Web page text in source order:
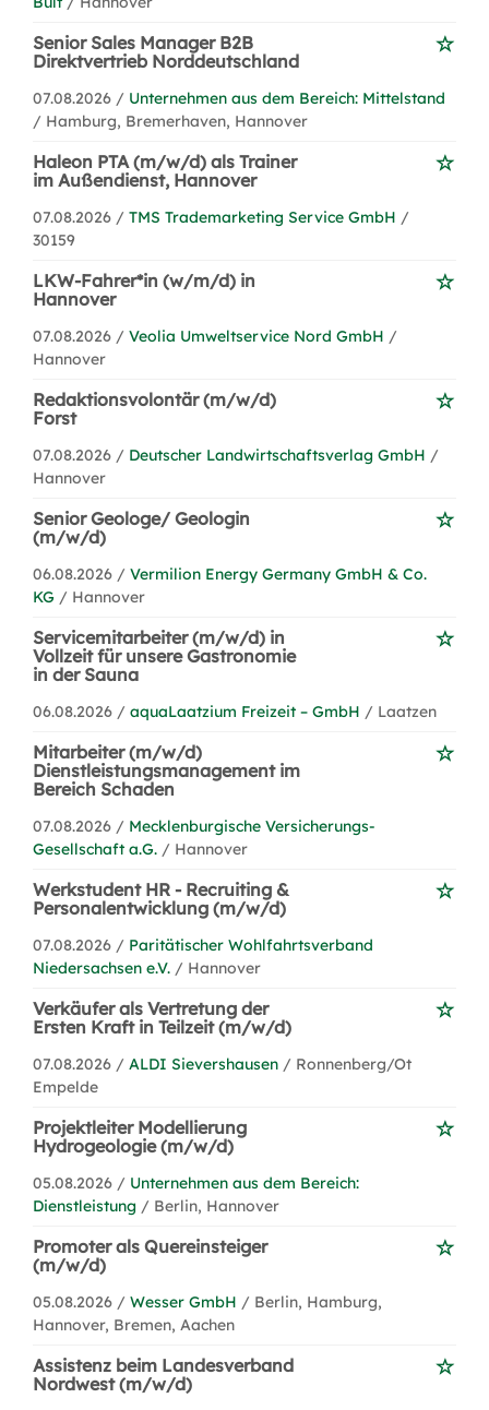
Senior Sales Manager B2B
Direktvertrieb Norddeutschland
07.08.2026 / Unternehmen aus dem Bereich: Mittelstand
/ Hamburg, Bremerhaven, Hannover
Haleon PTA (m/w/d) als Trainer
im Außendienst, Hannover
07.08.2026 / TMS Trademarketing Service GmbH /
30159
LKW-Fahrer*in (w/m/d) in
Hannover
07.08.2026 / Veolia Umweltservice Nord GmbH /
Hannover
Redaktionsvolontär (m/w/d)
Forst
07.08.2026 / Deutscher Landwirtschaftsverlag GmbH /
Hannover
Senior Geologe/ Geologin
(m/w/d)
06.08.2026 / Vermilion Energy Germany GmbH & Co.
KG / Hannover
Servicemitarbeiter (m/w/d) in
Vollzeit für unsere Gastronomie
in der Sauna
06.08.2026 / aquaLaatzium Freizeit – GmbH / Laatzen
Mitarbeiter (m/w/d)
Dienstleistungsmanagement im
Bereich Schaden
07.08.2026 / Mecklenburgische Versicherungs-
Gesellschaft a.G. / Hannover
Werkstudent HR - Recruiting &
Personalentwicklung (m/w/d)
07.08.2026 / Paritätischer Wohlfahrtsverband
Niedersachsen e.V. / Hannover
Verkäufer als Vertretung der
Ersten Kraft in Teilzeit (m/w/d)
07.08.2026 / ALDI Sievershausen / Ronnenberg/Ot
Empelde
Projektleiter Modellierung
Hydrogeologie (m/w/d)
05.08.2026 / Unternehmen aus dem Bereich:
Dienstleistung / Berlin, Hannover
Promoter als Quereinsteiger
(m/w/d)
05.08.2026 / Wesser GmbH / Berlin, Hamburg,
Hannover, Bremen, Aachen
Assistenz beim Landesverband
Nordwest (m/w/d)